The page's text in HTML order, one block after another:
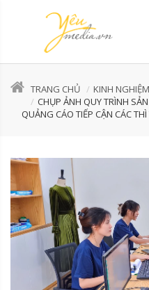
TRANG CHỦ
KINH
CHỤP ẢNH QUY TRÌNH
QUẢNG CÁO TIẾP CẬN CÁC